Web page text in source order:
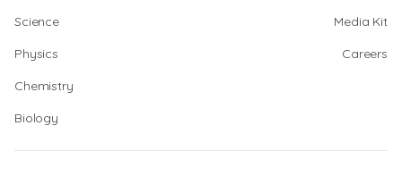
Science
Physics
Chemistry
Biology
Media Kit
Careers